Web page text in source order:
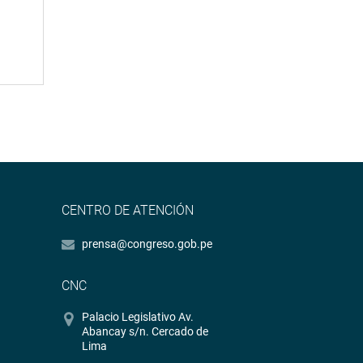
CENTRO DE ATENCIÓN
prensa@congreso.gob.pe
CNC
Palacio Legislativo Av.
Abancay s/n. Cercado de
Lima